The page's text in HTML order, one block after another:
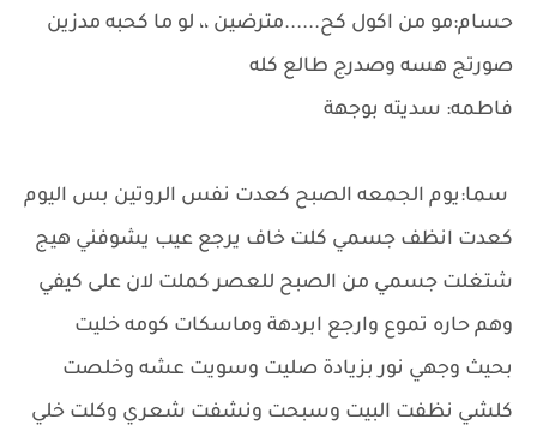
حسام:مو من اكول كح......مترضين ،، لو ما كحبه مدزين
صورتج هسه وصدرج طالع كله
فاطمه: سديته بوجهة
سما:يوم الجمعه الصبح كعدت نفس الروتين بس اليوم
كعدت انظف جسمي كلت خاف يرجع عيب يشوفني هيج
شتغلت جسمي من الصبح للعصر كملت لان على كيفي
وهم حاره تموع وارجع ابردهة وماسكات كومه خليت
بحيث وجهي نور بزيادة صليت وسويت عشه وخلصت
كلشي نظفت البيت وسبحت ونشفت شعري وكلت خلي